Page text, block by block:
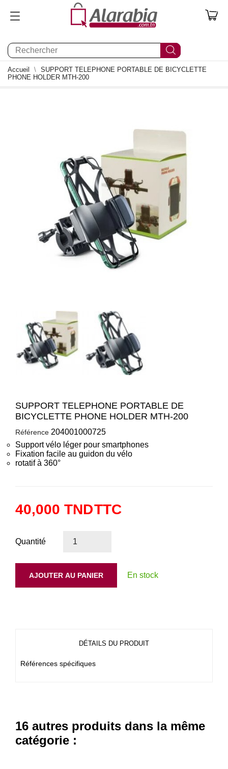
0
Accueil
SUPPORT TELEPHONE PORTABLE DE BICYCLETTE
PHONE HOLDER MTH-200
SUPPORT TELEPHONE PORTABLE DE
BICYCLETTE PHONE HOLDER MTH-200
Référence 204001000725
Support vélo léger pour smartphones
Fixation facile au guidon du vélo
rotatif à 360°
40,000 TNDTTC
Quantité
AJOUTER AU PANIER En stock
DÉTAILS DU PRODUIT
Références spécifiques
16 autres produits dans la même
catégorie :